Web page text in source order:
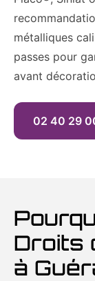
métalliques
passes pour
avant
02 40 29
Droits
à